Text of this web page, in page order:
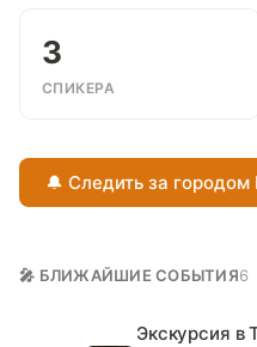
3
СПИКЕРА
🔔 Следить за городом
🎤 БЛИЖАЙШИЕ СОБЫТИЯ6
Экскурсия в